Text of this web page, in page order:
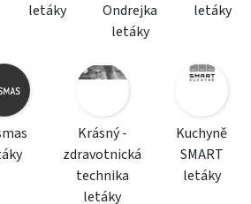
letáky
Ondrejka
letáky
letáky
Krásný -
zdravotnická
technika
letáky
Kuchyně
SMART
letáky